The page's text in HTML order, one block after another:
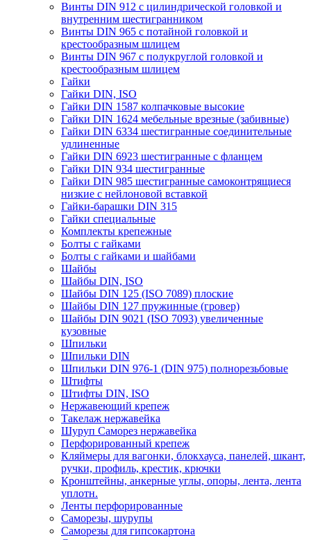
Винты DIN 912 с цилиндрической головкой и
внутренним шестигранником
Винты DIN 965 с потайной головкой и
крестообразным шлицем
Винты DIN 967 с полукруглой головкой и
крестообразным шлицем
Гайки
Гайки DIN, ISO
Гайки DIN 1587 колпачковые высокие
Гайки DIN 1624 мебельные врезные (забивные)
Гайки DIN 6334 шестигранные соединительные
удлиненные
Гайки DIN 6923 шестигранные с фланцем
Гайки DIN 934 шестигранные
Гайки DIN 985 шестигранные самоконтрящиеся
низкие с нейлоновой вставкой
Гайки-барашки DIN 315
Гайки специальные
Комплекты крепежные
Болты с гайками
Болты с гайками и шайбами
Шайбы
Шайбы DIN, ISO
Шайбы DIN 125 (ISO 7089) плоские
Шайбы DIN 127 пружинные (гровер)
Шайбы DIN 9021 (ISO 7093) увеличенные
кузовные
Шпильки
Шпильки DIN
Шпильки DIN 976-1 (DIN 975) полнорезьбовые
Штифты
Штифты DIN, ISO
Нержавеющий крепеж
Такелаж нержавейка
Шуруп Саморез нержавейка
Перфорированный крепеж
Кляймеры для вагонки, блокхауса, панелей, шкант,
ручки, профиль, крестик, крючки
Кронштейны, анкерные углы, опоры, лента, лента
уплотн.
Ленты перфорированные
Саморезы, шурупы
Саморезы для гипсокартона